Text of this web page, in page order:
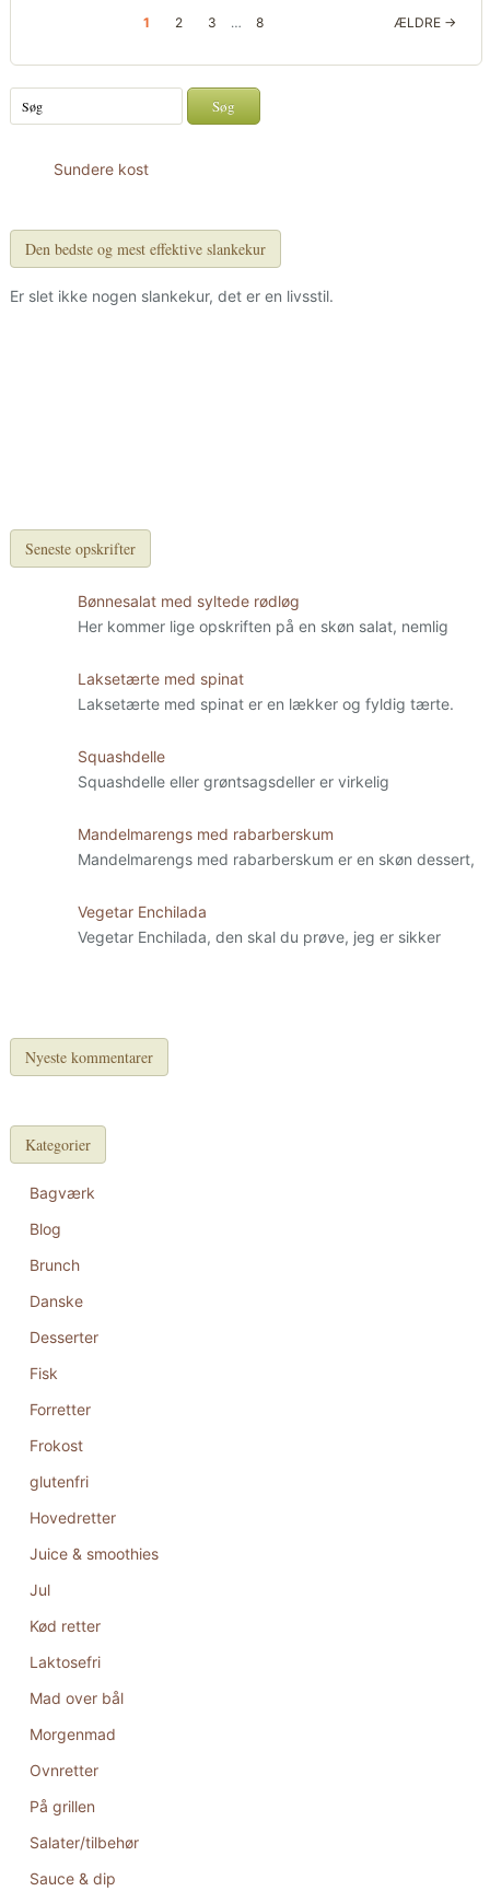
1 2 3 … 8 ÆLDRE →
Sundere kost
Den bedste og mest effektive slankekur
Er slet ikke nogen slankekur, det er en livsstil.
Seneste opskrifter
Bønnesalat med syltede rødløg
Her kommer lige opskriften på en skøn salat, nemlig
Laksetærte med spinat
Laksetærte med spinat er en lækker og fyldig tærte.
Squashdelle
Squashdelle eller grøntsagsdeller er virkelig
Mandelmarengs med rabarberskum
Mandelmarengs med rabarberskum er en skøn dessert,
Vegetar Enchilada
Vegetar Enchilada, den skal du prøve, jeg er sikker
Nyeste kommentarer
Kategorier
Bagværk
Blog
Brunch
Danske
Desserter
Fisk
Forretter
Frokost
glutenfri
Hovedretter
Juice & smoothies
Jul
Kød retter
Laktosefri
Mad over bål
Morgenmad
Ovnretter
På grillen
Salater/tilbehør
Sauce & dip